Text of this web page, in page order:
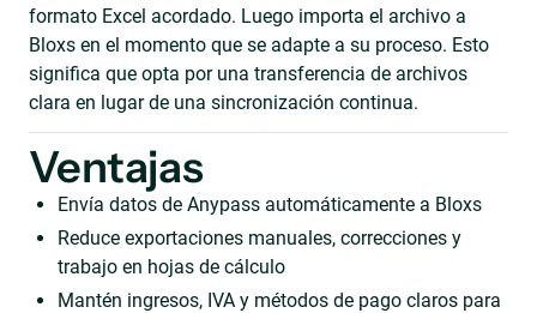
formato Excel acordado. Luego importa el archivo a
Bloxs en el momento que se adapte a su proceso. Esto
significa que opta por una transferencia de archivos
clara en lugar de una sincronización continua.
Ventajas
Envía datos de Anypass automáticamente a Bloxs
Reduce exportaciones manuales, correcciones y
trabajo en hojas de cálculo
Mantén ingresos, IVA y métodos de pago claros para